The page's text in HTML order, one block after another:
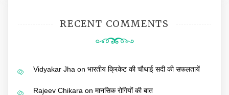
RECENT COMMENTS
Vidyakar Jha on भारतीय क्रिकेट की चौथाई सदी की सफलतायें
Rajeev Chikara on मानसिक रोगियों की बात